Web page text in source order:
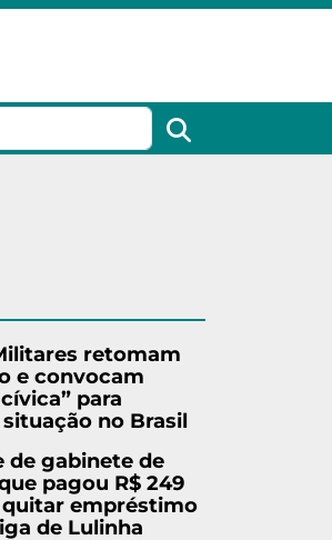
retomam
e convocam
para
no Brasil
de gabinete de
pagou R$ 249
quitar empréstimo
de Lulinha